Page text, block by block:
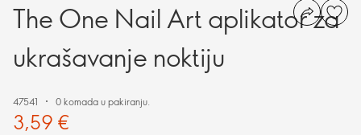
The One Nail Art aplikator za
ukrašavanje noktiju
47541 0 komada u pakiranju.
3,59 €